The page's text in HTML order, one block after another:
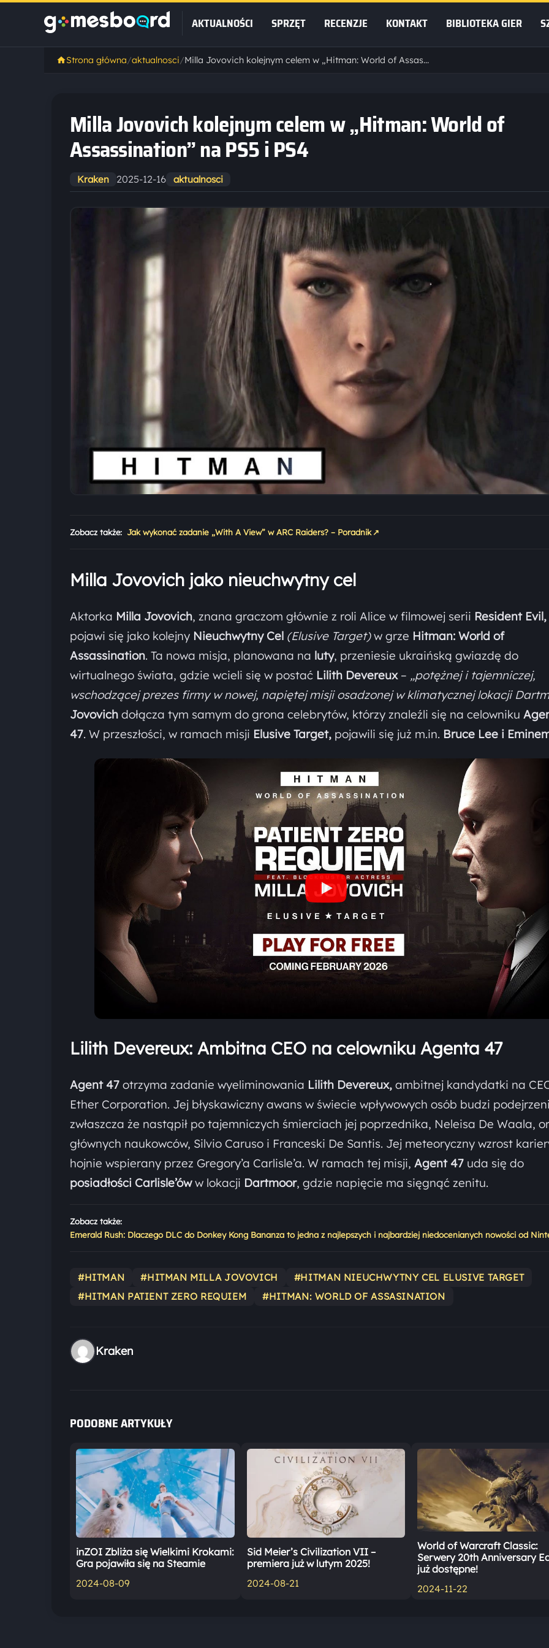
AKTUALNOŚCI SPRZĘT RECENZJE KONTAKT BIBLIOTEKA GIER
Strona główna/aktualnosci/ Milla Jovovich kolejnym celem w „Hitman: World of Assassination” na PS5 i PS4
Milla Jovovich kolejnym celem w „Hitman: World of
Assassination” na PS5 i PS4
Kraken 2025-12-16 aktualnosci
Zobacz także: Jak wykonać zadanie „With A View” w ARC Raiders? – Poradnik ↗
Milla Jovovich jako nieuchwytny cel
Aktorka Milla Jovovich, znana graczom głównie z roli Alice w filmowej serii Resident Evil,
pojawi się jako kolejny Nieuchwytny Cel (Elusive Target)w grze Hitman: World of
Assassination. Ta nowa misja, planowana na luty, przeniesie ukraińską gwiazdę do
wirtualnego świata, gdzie wcieli się w postać Lilith Devereux– „potężnej i tajemniczej,
wschodzącej prezes firmy w nowej, napiętej misji osadzonej w klimatycznej lokacji
Jovovich dołącza tym samym do grona celebrytów, którzy znaleźli się na celowniku
47. W przeszłości, w ramach misji Elusive Target, pojawili się już m.in. Bruce Lee i
Lilith Devereux: Ambitna CEO na celowniku Agenta 47
Agent 47 otrzyma zadanie wyeliminowania Lilith Devereux, ambitnej kandydatki na
Ether Corporation. Jej błyskawiczny awans w świecie wpływowych osób budzi
zwłaszcza że nastąpił po tajemniczych śmierciach jej poprzednika, Neleisa De Waala,
głównych naukowców, Silvio Caruso i Franceski De Santis. Jej meteoryczny wzrost
hojnie wspierany przez Gregory’a Carlisle’a. W ramach tej misji, Agent 47 uda się do
posiadłości Carlisle’óww lokacji Dartmoor, gdzie napięcie ma sięgnąć zenitu.
Zobacz także:
Emerald Rush: Dlaczego DLC do Donkey Kong Bananza to jedna z najlepszych i najbardziej niedocenianych nowości od
#HITMAN #HITMAN MILLA JOVOVICH
#HITMAN NIEUCHWYTNY CEL ELUSIVE TARGET
#HITMAN PATIENT ZERO REQUIEM
#HITMAN: WORLD OF ASSASINATION
Kraken
PODOBNE ARTYKUŁY
inZOI Zbliża się Wielkimi Krokami:
Gra pojawiła się na Steamie
2024-08-09
Sid Meier’s Civilization VII –
premiera już w lutym 2025!
2024-08-21
World of Warcraft Classic:
Serwery 20th Anniversary
już dostępne!
2024-11-22